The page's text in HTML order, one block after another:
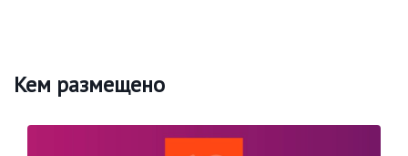
Кем размещено